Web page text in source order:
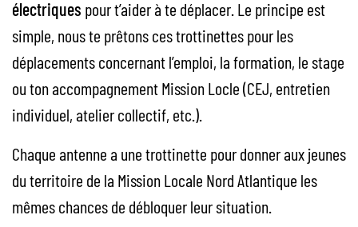
électriques pour t’aider à te déplacer. Le principe est
simple, nous te prêtons ces trottinettes pour les
déplacements concernant l’emploi, la formation, le stage
ou ton accompagnement Mission Locle (CEJ, entretien
individuel, atelier collectif, etc.).
Chaque antenne a une trottinette pour donner aux jeunes
du territoire de la Mission Locale Nord Atlantique les
mêmes chances de débloquer leur situation.